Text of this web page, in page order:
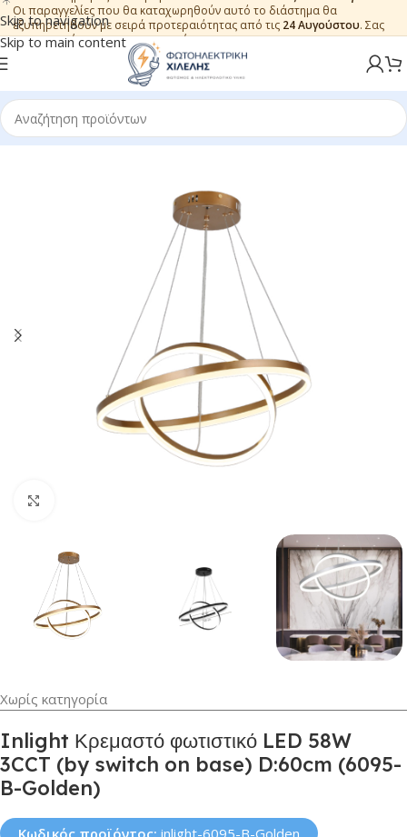
Skip to navigation
Skip to main content
Οι παραγγελίες που θα καταχωρηθούν αυτό το διάστημα θα
εξυπηρετηθούν με σειρά προτεραιότητας από τις 24 Αυγούστου. Σας
ευχαριστούμε για την εμπιστοσύνη.
Χωρίς κατηγορία
Inlight Κρεμαστό φωτιστικό LED 58W
3CCT (by switch on base) D:60cm (6095-
B-Golden)